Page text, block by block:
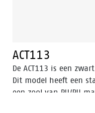
ACT113
De ACT113 is een
Dit model heeft een
een zool van PU/PU